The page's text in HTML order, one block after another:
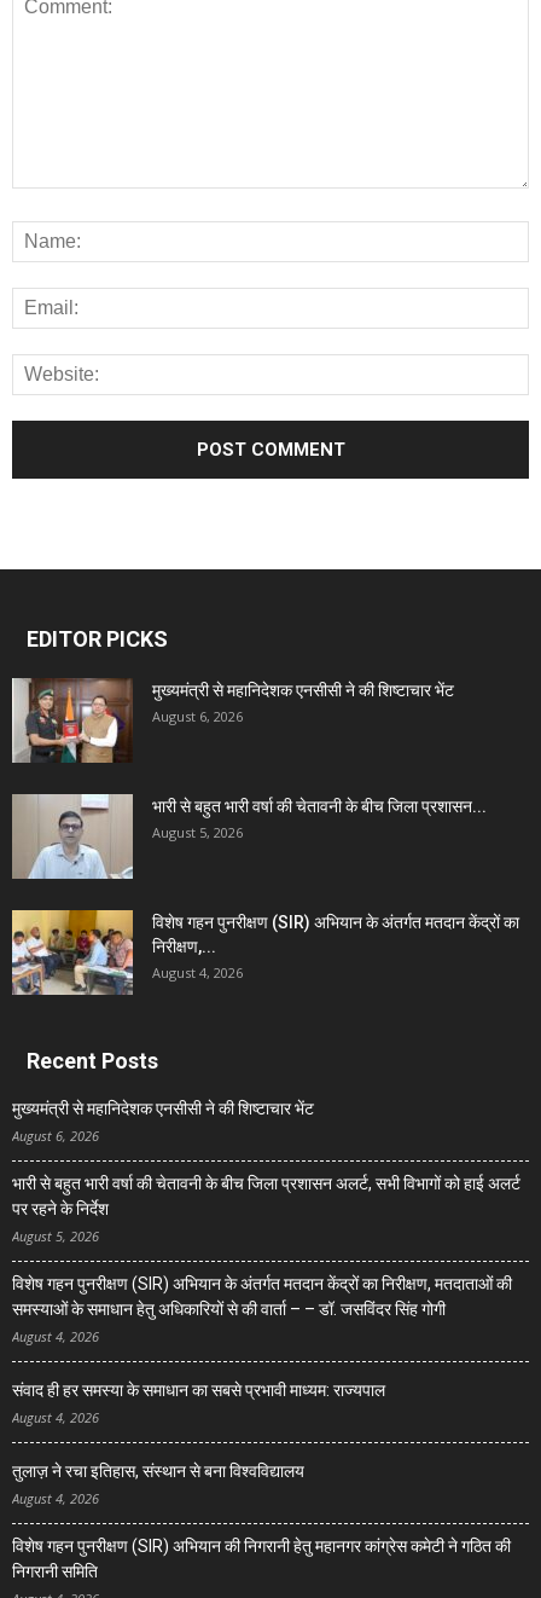
EDITOR PICKS
मुख्यमंत्री से महानिदेशक एनसीसी ने की शिष्टाचार भेंट
August 6, 2026
भारी से बहुत भारी वर्षा की चेतावनी के बीच जिला प्रशासन...
August 5, 2026
विशेष गहन पुनरीक्षण (SIR) अभियान के अंतर्गत मतदान केंद्रों का
निरीक्षण,...
August 4, 2026
Recent Posts
मुख्यमंत्री से महानिदेशक एनसीसी ने की शिष्टाचार भेंट
August 6, 2026
भारी से बहुत भारी वर्षा की चेतावनी के बीच जिला प्रशासन अलर्ट, सभी विभागों को हाई अलर्ट
पर रहने के निर्देश
August 5, 2026
विशेष गहन पुनरीक्षण (SIR) अभियान के अंतर्गत मतदान केंद्रों का निरीक्षण, मतदाताओं की
समस्याओं के समाधान हेतु अधिकारियों से की वार्ता – – डॉ. जसविंदर सिंह गोगी
August 4, 2026
संवाद ही हर समस्या के समाधान का सबसे प्रभावी माध्यम: राज्यपाल
August 4, 2026
तुलाज़ ने रचा इतिहास, संस्थान से बना विश्वविद्यालय
August 4, 2026
विशेष गहन पुनरीक्षण (SIR) अभियान की निगरानी हेतु महानगर कांग्रेस कमेटी ने गठित की
निगरानी समिति